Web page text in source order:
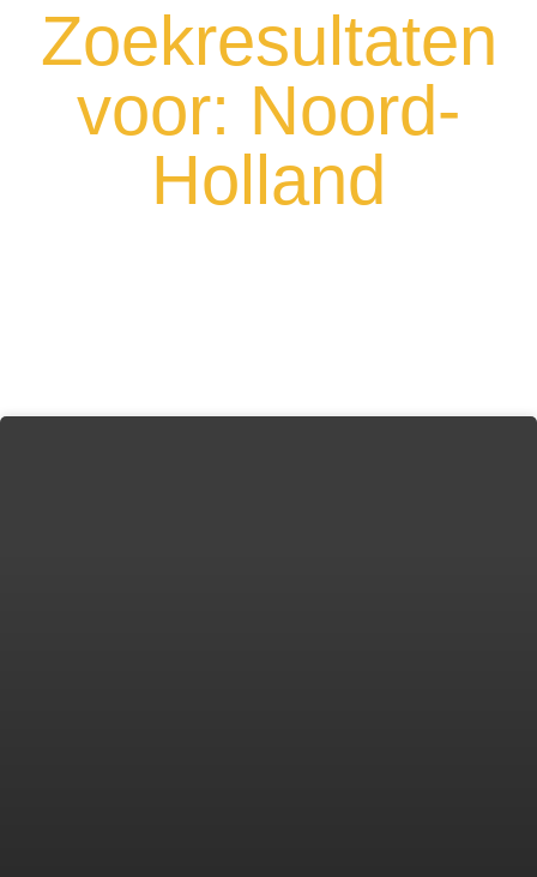
Zoekresultaten
voor: Noord-
Holland